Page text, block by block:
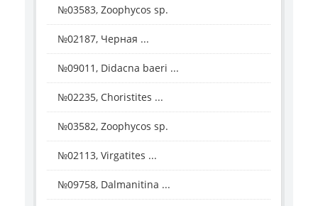
№03583, Zoophycos sp.
№02187, Черная ...
№09011, Didacna baeri ...
№02235, Choristites ...
№03582, Zoophycos sp.
№02113, Virgatites ...
№09758, Dalmanitina ...